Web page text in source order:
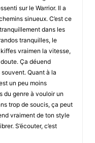
sur le Warrior. Il a
sinueux. C’est ce
dans les
tranquilles, le
vraimen la vitesse,
Ça déuend
Quant à la
un peu moins
du genre à vouloir un
trop de soucis, ça peut
vraiment de ton style
S’écouter, c’est